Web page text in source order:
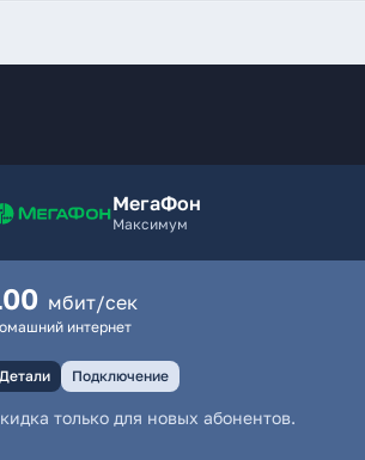
МегаФон
Максимум
мбит/сек
интернет
Детали Подключение
только для новых абонентов.